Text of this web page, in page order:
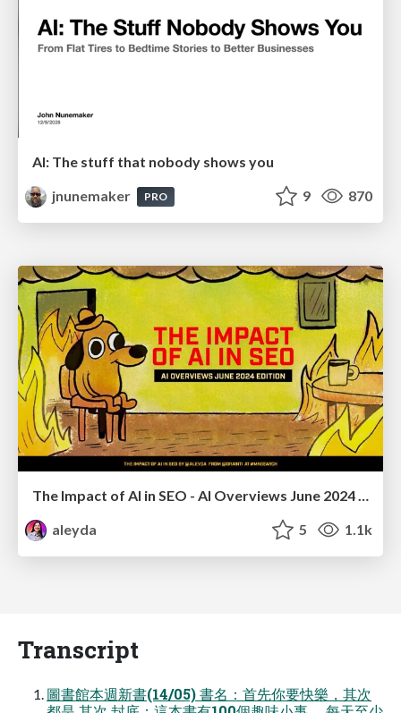
AI: The stuff that nobody shows you
jnunemaker
PRO 9 870
aleyda
5 1.1k
Transcript
圖書館本週新書(14/05) 書名：首先你要快樂，其次